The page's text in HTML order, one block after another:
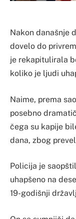
Nakon današnje
dovelo do
je rekapitulirala
koliko je ljudi
Naime, prema
posebno
čega su kapije
dana, zbog
Policija je
uhapšeno na
19-godišnji